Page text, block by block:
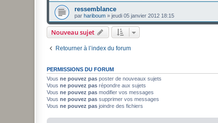
ressemblance
par hariboum » jeudi 05 janvier 2012 18:15
Nouveau sujet
Retourner à l’index du forum
PERMISSIONS DU FORUM
Vous ne pouvez pas poster de nouveaux sujets
Vous ne pouvez pas répondre aux sujets
Vous ne pouvez pas modifier vos messages
Vous ne pouvez pas supprimer vos messages
Vous ne pouvez pas joindre des fichiers